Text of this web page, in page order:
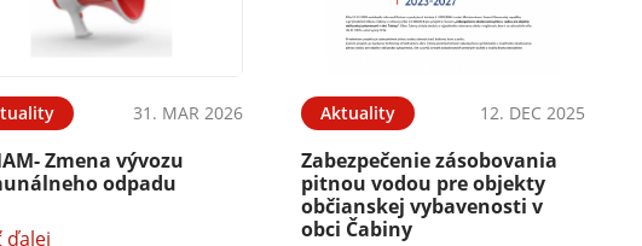
31. MAR 2026
Zmena vývozu
odpadu
ďalej
Aktuality 12. DEC 2025
Zabezpečenie zásobovania
pitnou vodou pre objekty
občianskej vybavenosti v
obci Čabiny